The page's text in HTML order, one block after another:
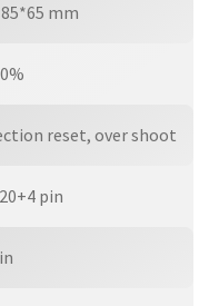
mm
reset, over shoot
pin